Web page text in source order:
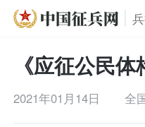
《应征公民
2021年01月14日 全